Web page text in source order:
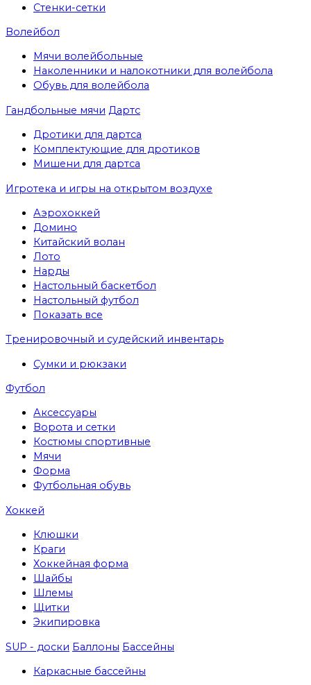
Стенки-сетки
Волейбол
Мячи волейбольные
Наколенники и налокотники для волейбола
Обувь для волейбола
Гандбольные мячи Дартс
Дротики для дартса
Комплектующие для дротиков
Мишени для дартса
Игротека и игры на открытом воздухе
Аэрохоккей
Домино
Китайский волан
Лото
Нарды
Настольный баскетбол
Настольный футбол
Показать все
Тренировочный и судейский инвентарь
Сумки и рюкзаки
Футбол
Аксессуары
Ворота и сетки
Костюмы спортивные
Мячи
Форма
Футбольная обувь
Хоккей
Клюшки
Краги
Хоккейная форма
Шайбы
Шлемы
Щитки
Экипировка
SUP - доски Баллоны Бассейны
Каркасные бассейны